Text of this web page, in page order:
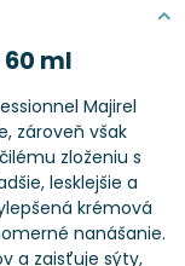
ml
Majirel
zároveň však
zloženiu s
lesklejšie a
krémová
nanášanie.
a zaisťuje sýty,